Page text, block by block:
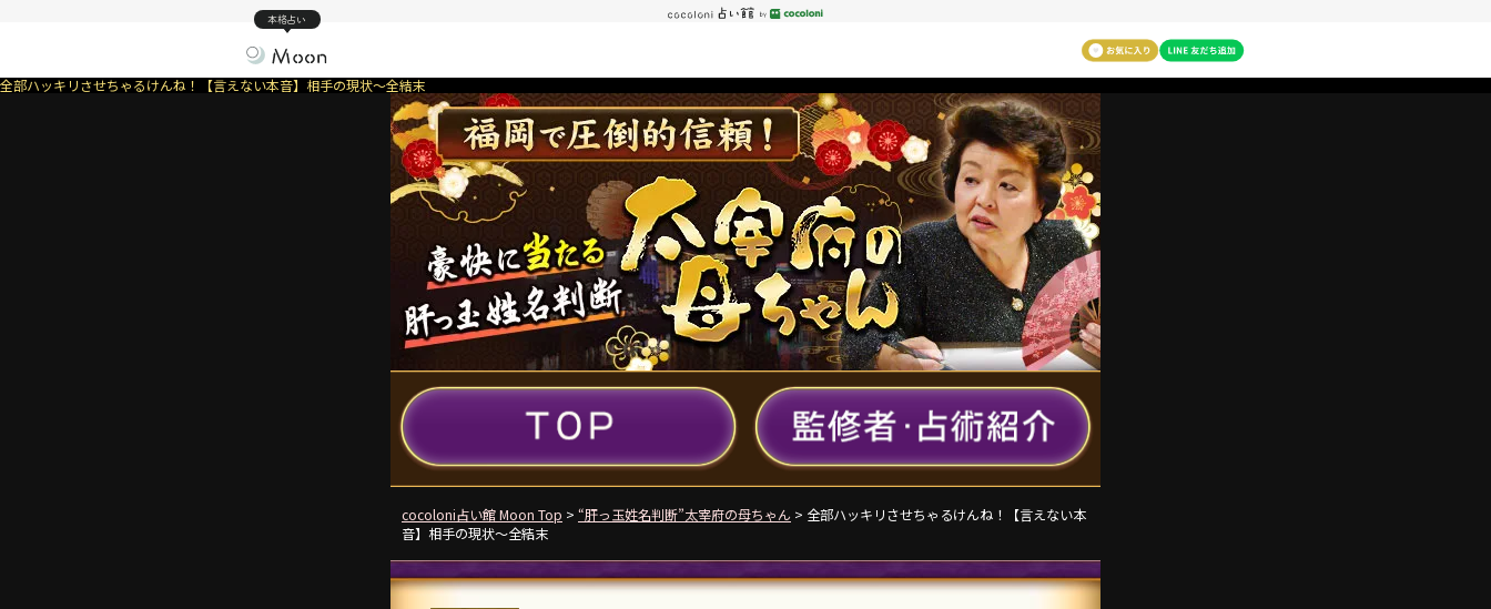
本格占い
全部ハッキリさせちゃるけんね！【言えない本音】相手の現状～全結末
cocoloni占い館 Moon Top > “肝っ玉姓名判断”太宰府の母ちゃん > 全部ハッキリさせちゃるけんね！【言えない本
音】相手の現状～全結末